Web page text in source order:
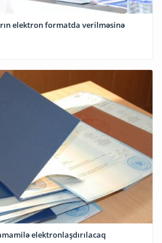
elektron formatda verilməsinə
elektronlaşdırılacaq